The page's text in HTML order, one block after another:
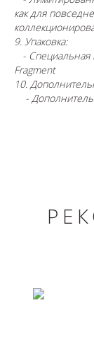
как для
9. Упаковка:
- Специальная
Fragment
10.
-